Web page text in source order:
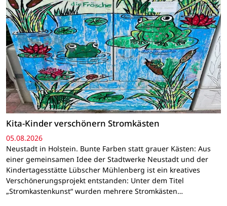
Kita-Kinder verschönern Stromkästen
05.08.2026
Neustadt in Holstein. Bunte Farben statt grauer Kästen: Aus
einer gemeinsamen Idee der Stadtwerke Neustadt und der
Kindertagesstätte Lübscher Mühlenberg ist ein kreatives
Verschönerungsprojekt entstanden: Unter dem Titel
„Stromkastenkunst“ wurden mehrere Stromkästen…